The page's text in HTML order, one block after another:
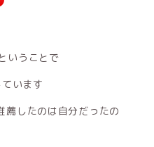
いうことで
います
薦したのは自分だったの